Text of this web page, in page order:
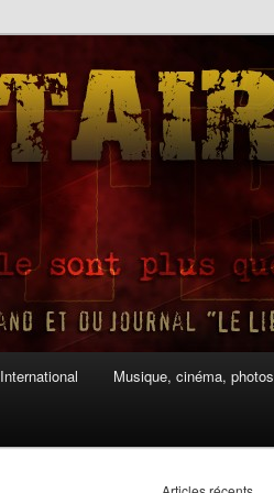
International Musique, cinéma, photos